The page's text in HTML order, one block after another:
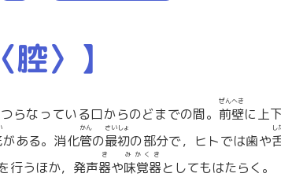
〉】
らなっている口からのどまでの間。 前壁
ぜんへき
に上
がある。消化管
かん
の最初
さいしょ
の部分で，ヒトでは歯や
し
行うほか，発声器
き
や味覚器
みかくき
としてもはたらく。